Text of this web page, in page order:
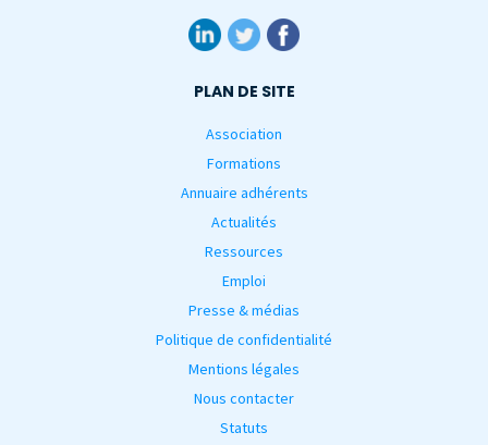
PLAN DE SITE
Association
Formations
Annuaire adhérents
Actualités
Ressources
Emploi
Presse & médias
Politique de confidentialité
Mentions légales
Nous contacter
Statuts